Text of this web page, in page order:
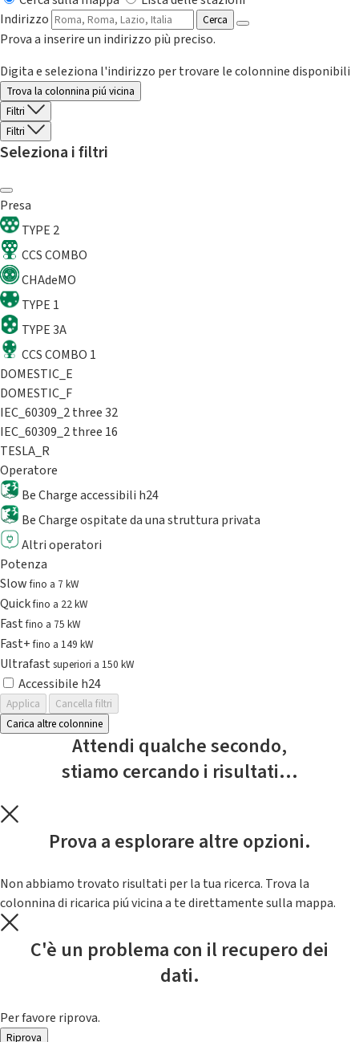
Indirizzo
Cerca
Prova a inserire un indirizzo più preciso.
Digita e seleziona l'indirizzo per trovare le colonnine disponibili
Trova la colonnina piú vicina
Filtri
Filtri
Seleziona i filtri
Presa
TYPE 2
CCS COMBO
CHAdeMO
TYPE 1
TYPE 3A
CCS COMBO 1
DOMESTIC_E
DOMESTIC_F
IEC_60309_2 three 32
IEC_60309_2 three 16
TESLA_R
Operatore
Be Charge accessibili h24
Be Charge ospitate da una struttura privata
Altri operatori
Potenza
Slowfino a 7 kW
Quickfino a 22 kW
Fastfino a 75 kW
Fast+fino a 149 kW
Ultrafast superiori a 150 kW
Accessibile h24
Applica
Cancella filtri
Carica altre colonnine
Attendi qualche secondo,
stiamo cercando i risultati...
Prova a esplorare altre opzioni.
Non abbiamo trovato risultati per la tua ricerca. Trova la
colonnina di ricarica piú vicina a te direttamente sulla mappa.
C'è un problema con il recupero dei
dati.
Per favore riprova.
Riprova